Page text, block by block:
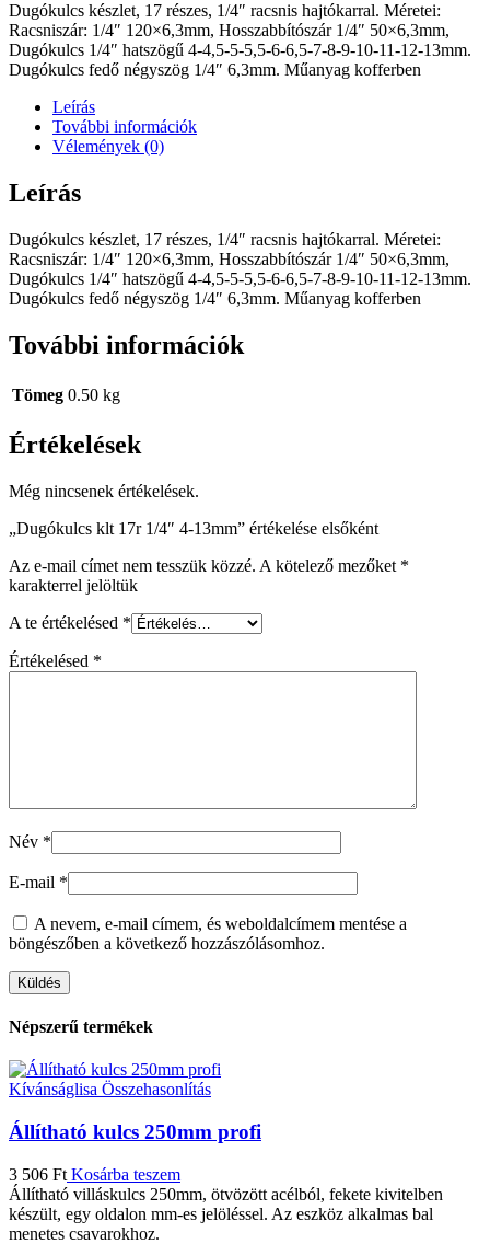
Dugókulcs készlet, 17 részes, 1/4″ racsnis hajtókarral. Méretei:
Racsniszár: 1/4″ 120×6,3mm, Hosszabbítószár 1/4″ 50×6,3mm,
Dugókulcs 1/4″ hatszögű 4-4,5-5-5,5-6-6,5-7-8-9-10-11-12-13mm.
Dugókulcs fedő négyszög 1/4″ 6,3mm. Műanyag kofferben
Leírás
További információk
Vélemények (0)
Leírás
Dugókulcs készlet, 17 részes, 1/4″ racsnis hajtókarral. Méretei:
Racsniszár: 1/4″ 120×6,3mm, Hosszabbítószár 1/4″ 50×6,3mm,
Dugókulcs 1/4″ hatszögű 4-4,5-5-5,5-6-6,5-7-8-9-10-11-12-13mm.
Dugókulcs fedő négyszög 1/4″ 6,3mm. Műanyag kofferben
További információk
Tömeg 0.50 kg
Értékelések
Még nincsenek értékelések.
„Dugókulcs klt 17r 1/4″ 4-13mm” értékelése elsőként
Az e-mail címet nem tesszük közzé. A kötelező mezőket *
karakterrel jelöltük
A te értékelésed *
Értékelésed *
Név *
E-mail *
A nevem, e-mail címem, és weboldalcímem mentése a
böngészőben a következő hozzászólásomhoz.
Népszerű termékek
Kívánságlisa Összehasonlítás
Állítható kulcs 250mm profi
3 506 Ft Kosárba teszem
Állítható villáskulcs 250mm, ötvözött acélból, fekete kivitelben
készült, egy oldalon mm-es jelöléssel. Az eszköz alkalmas bal
menetes csavarokhoz.